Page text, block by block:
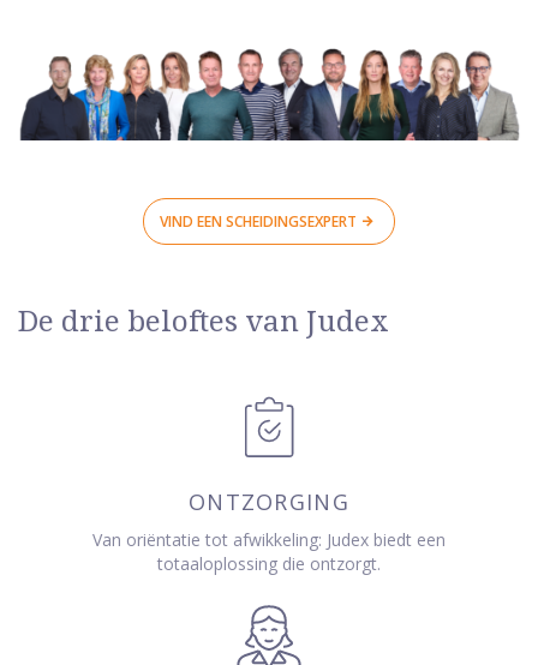
VIND EEN SCHEIDINGSEXPERT
De drie beloftes van Judex
ONTZORGING
Van oriëntatie tot afwikkeling: Judex biedt een
totaaloplossing die ontzorgt.